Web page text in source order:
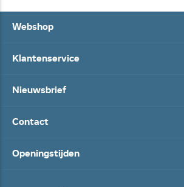
Webshop
Klantenservice
Nieuwsbrief
Contact
Openingstijden